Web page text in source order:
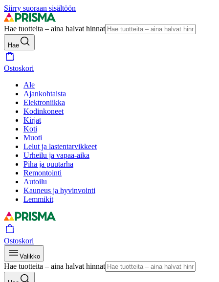
Siirry suoraan sisältöön
Hae tuotteita – aina halvat hinnat
Hae
Ostoskori
Ale
Ajankohtaista
Elektroniikka
Kodinkoneet
Kirjat
Koti
Muoti
Lelut ja lastentarvikkeet
Urheilu ja vapaa-aika
Piha ja puutarha
Remontointi
Autoilu
Kauneus ja hyvinvointi
Lemmikit
Ostoskori
Valikko
Hae tuotteita – aina halvat hinnat